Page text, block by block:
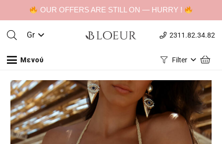
OUR OFFERS ARE STILL ON — HURRY !
Gr 2311.82.34.82
Μενού Filter